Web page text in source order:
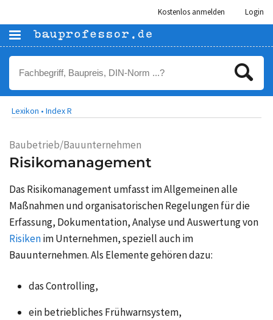
Kostenlos anmelden Login
Lexikon • Index R
Baubetrieb/Bauunternehmen
Risikomanagement
Das Risikomanagement umfasst im Allgemeinen alle
Maßnahmen und organisatorischen Regelungen für die
Erfassung, Dokumentation, Analyse und Auswertung von
Risikenim Unternehmen, speziell auch im
Bauunternehmen. Als Elemente gehören dazu:
das Controlling,
ein betriebliches Frühwarnsystem,